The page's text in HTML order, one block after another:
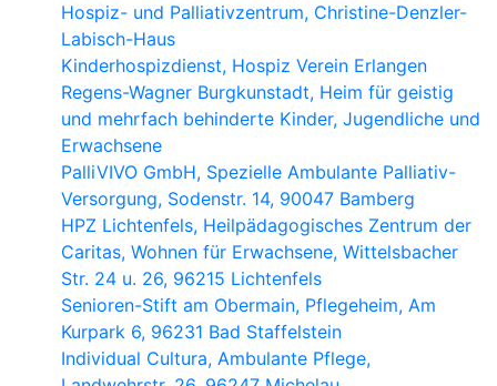
Hospiz- und Palliativzentrum, Christine-Denzler-
Labisch-Haus
Kinderhospizdienst, Hospiz Verein Erlangen
Regens-Wagner Burgkunstadt, Heim für geistig
und mehrfach behinderte Kinder, Jugendliche und
Erwachsene
PalliVIVO GmbH, Spezielle Ambulante Palliativ-
Versorgung, Sodenstr. 14, 90047 Bamberg
HPZ Lichtenfels, Heilpädagogisches Zentrum der
Caritas, Wohnen für Erwachsene, Wittelsbacher
Str. 24 u. 26, 96215 Lichtenfels
Senioren-Stift am Obermain, Pflegeheim, Am
Kurpark 6, 96231 Bad Staffelstein
Individual Cultura, Ambulante Pflege,